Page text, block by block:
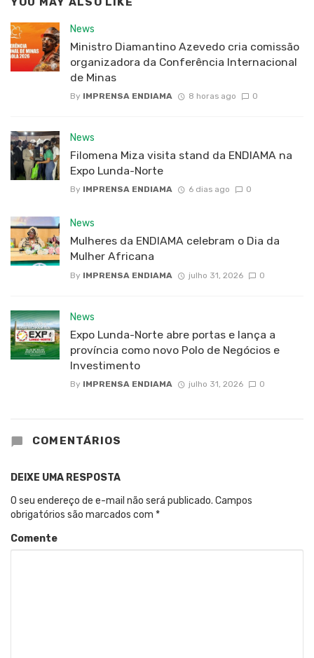
News
Ministro Diamantino Azevedo cria comissão
organizadora da Conferência Internacional
de Minas
By IMPRENSA ENDIAMA 8 horas ago 0
News
Filomena Miza visita stand da ENDIAMA na
Expo Lunda-Norte
By IMPRENSA ENDIAMA 6 dias ago 0
News
Mulheres da ENDIAMA celebram o Dia da
Mulher Africana
By IMPRENSA ENDIAMA julho 31, 2026 0
News
Expo Lunda-Norte abre portas e lança a
província como novo Polo de Negócios e
Investimento
By IMPRENSA ENDIAMA julho 31, 2026 0
COMENTÁRIOS
DEIXE UMA RESPOSTA
O seu endereço de e-mail não será publicado. Campos
obrigatórios são marcados com *
Comente